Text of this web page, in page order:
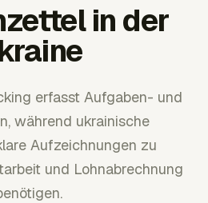
in der
erfasst Aufgaben- und
während ukrainische
Aufzeichnungen zu
und Lohnabrechnung